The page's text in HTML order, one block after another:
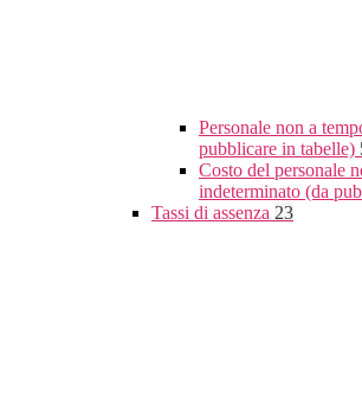
Personale non a
pubblicare in tabelle)
Costo del personale
indeterminato (da
Tassi di assenza 23